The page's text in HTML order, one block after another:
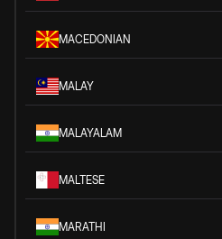
MACEDONIAN
MALAY
MALAYALAM
MALTESE
MARATHI